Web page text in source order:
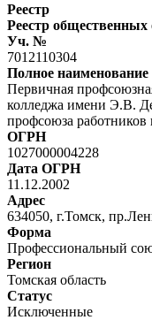
Реестр
Реестр общественных
Уч. №
7012110304
Полное наименование
Первичная
колледжа имени Э.В.
профсоюза работников
ОГРН
1027000004228
Дата ОГРН
11.12.2002
Адрес
634050, г.Томск,
Форма
Профессиональный
Регион
Томская область
Статус
Исключенные